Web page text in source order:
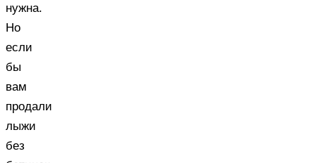
нужна.
Но
если
бы
вам
продали
лыжи
без